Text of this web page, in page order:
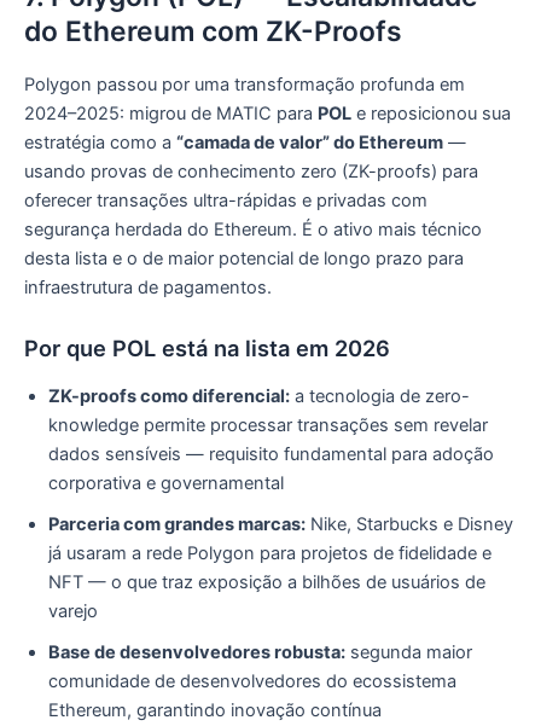
do Ethereum com ZK-Proofs
Polygon passou por uma transformação profunda em
2024–2025: migrou de MATIC para POL e reposicionou sua
estratégia como a “camada de valor” do Ethereum —
usando provas de conhecimento zero (ZK-proofs) para
oferecer transações ultra-rápidas e privadas com
segurança herdada do Ethereum. É o ativo mais técnico
desta lista e o de maior potencial de longo prazo para
infraestrutura de pagamentos.
Por que POL está na lista em 2026
ZK-proofs como diferencial: a tecnologia de zero-
knowledge permite processar transações sem revelar
dados sensíveis — requisito fundamental para adoção
corporativa e governamental
Parceria com grandes marcas: Nike, Starbucks e Disney
já usaram a rede Polygon para projetos de fidelidade e
NFT — o que traz exposição a bilhões de usuários de
varejo
Base de desenvolvedores robusta: segunda maior
comunidade de desenvolvedores do ecossistema
Ethereum, garantindo inovação contínua